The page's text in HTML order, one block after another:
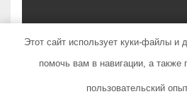
Состав и
российской
«Иванушки
— история
ДЕК 3, 2023
Этот сайт использует куки-файлы и
помочь вам в навигации, а также
пользовательский